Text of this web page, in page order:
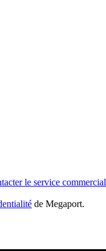
le service commercial
de Megaport.